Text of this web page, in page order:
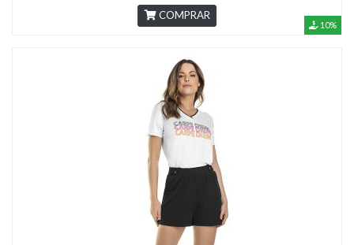
COMPRAR
10%